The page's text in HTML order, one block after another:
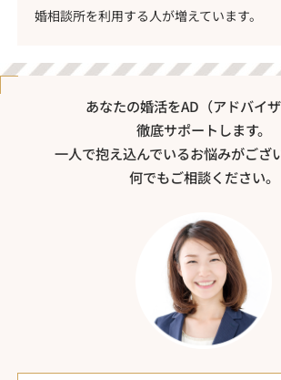
婚相談所を利用する人が増えています。
あなたの婚活をAD（アドバイ
徹底サポートします。
一人で抱え込んでいるお悩みがござ
何でもご相談ください。